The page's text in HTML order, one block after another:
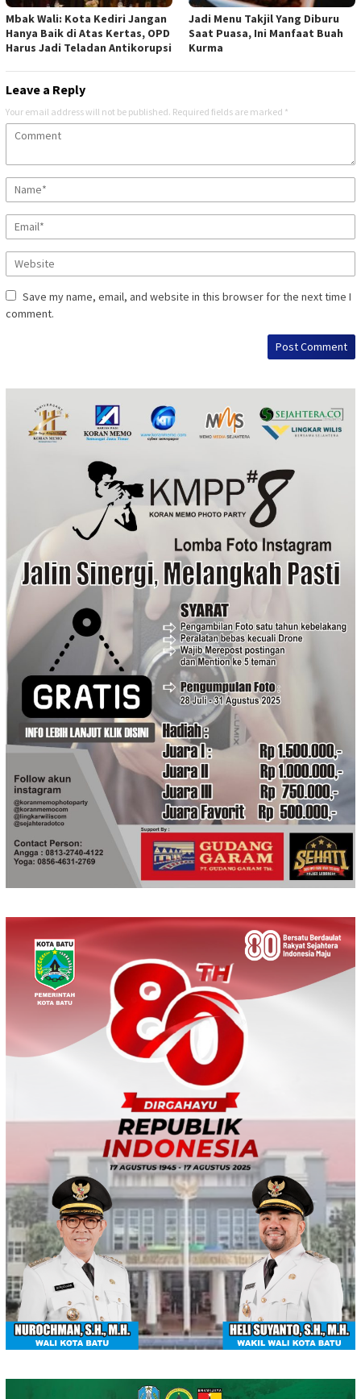
Mbak Wali: Kota Kediri Jangan
Hanya Baik di Atas Kertas, OPD
Harus Jadi Teladan Antikorupsi
Jadi Menu Takjil Yang Diburu
Saat Puasa, Ini Manfaat Buah
Kurma
Leave a Reply
Your email address will not be published. Required fields are marked *
Save my name, email, and website in this browser for the next time I
comment.